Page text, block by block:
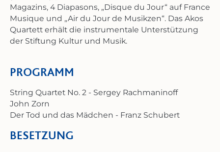
Magazins, 4 Diapasons, „Disque du Jour“ auf France
Musique und „Air du Jour de Musikzen“. Das Akos
Quartett erhält die instrumentale Unterstützung
der Stiftung Kultur und Musik.
PROGRAMM
String Quartet No. 2 - Sergey Rachmaninoff
John Zorn
Der Tod und das Mädchen - Franz Schubert
BESETZUNG